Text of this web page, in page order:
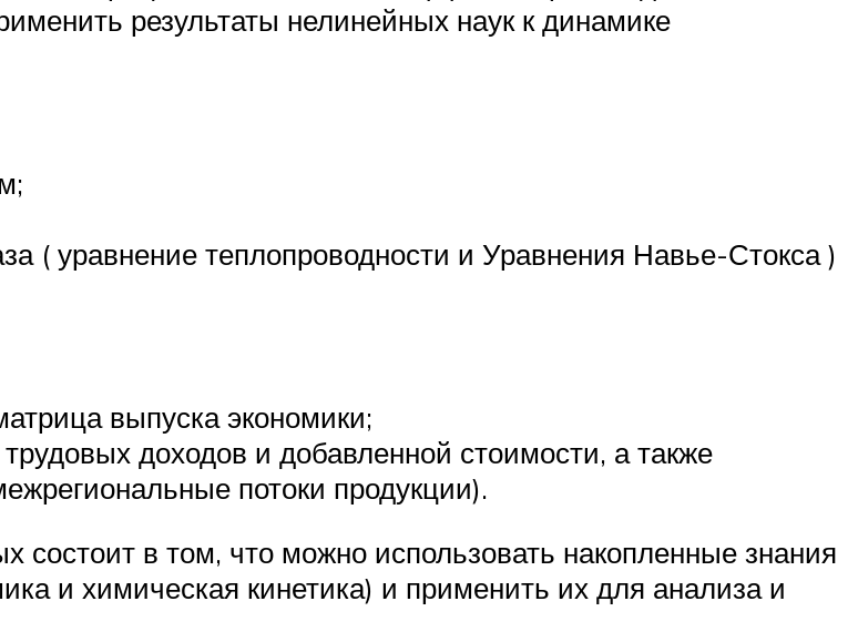
результаты нелинейных наук к динамике
( уравнение теплопроводности и Уравнения Навье-Стокса )
выпуска экономики;
доходов и добавленной стоимости, а также
потоки продукции).
в том, что можно использовать накопленные знания
и химическая кинетика) и применить их для анализа и